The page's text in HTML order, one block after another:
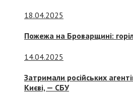
18.04.2025
Пожежа на Броварщині:
14.04.2025
Затримали російських
Києві, — СБУ